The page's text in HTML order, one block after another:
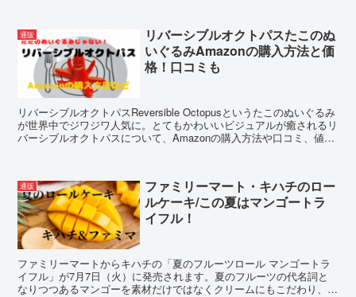
通販
リバーシブルオクトパスたこのぬ
いぐるみAmazonの購入方法と価
格！口コミも
リバーシブルオクトパスReversible Octopusというたこのぬいぐるみ
が世界中でジワジワ人気に。とてもかわいいビジュアルが癒されるリ
バーシブルオクトパスについて、Amazonの購入方法や口コミ、値段
通販
ファミリーマート・キハチのロー
ルケーキ/この夏はマンゴートラ
イフル！
ファミリーマートからキハチの「夏のフルーツロール マンゴートラ
イフル」が7月7日（火）に発売されます。夏のフルーツの代名詞と
なりつつあるマンゴーを素材だけではなくクリームにもこだわり、丸